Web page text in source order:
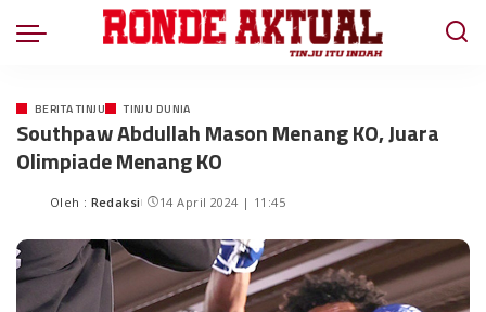
BERITA TINJU TINJU DUNIA
Southpaw Abdullah Mason Menang KO, Juara
Olimpiade Menang KO
Oleh : Redaksi 14 April 2024 | 11:45